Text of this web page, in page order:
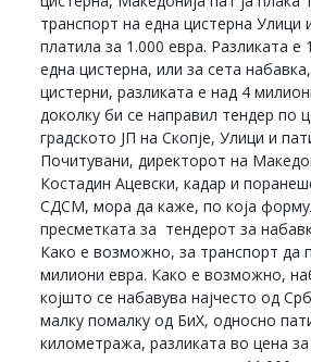
транспорт на една цистерна Улици
платила за 1.000 евра. Разликата е
една цистерна, или за сета
цистерни, разликата е над 4
доколку би се направил тендер по
градското ЈП на Скопје, Улици и
Почитувани, директорот на
Костадин Ацевски, кадар и
СДСМ, мора да каже, по која
пресметката за тендерот за
Како е возможно, за транспорт да
милиони евра. Како е возможно,
којшто се набавува најчесто од
малку помалку од БиХ, односно
километража, разликата во цена